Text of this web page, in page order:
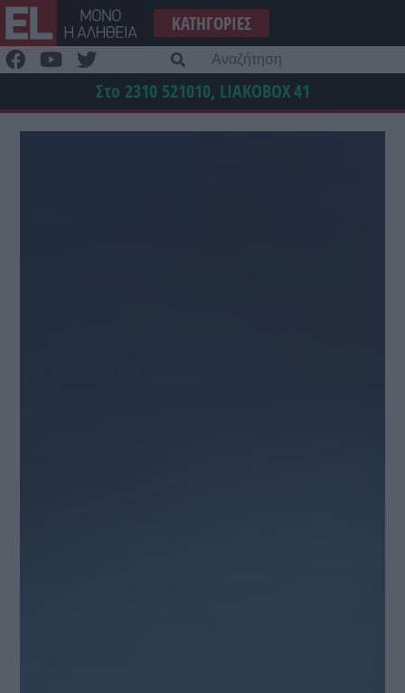
Μετάβαση
στο
περιεχόμενο
ΚΑΤΗΓΟΡΊΕΣ
Στο 2310 521010, LIAKOBOX41